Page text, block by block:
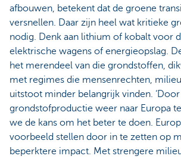
afbouwen, betekent dat de groene
versnellen. Daar zijn heel wat kritieke
nodig. Denk aan lithium of kobalt voor
elektrische wagens of energieopslag.
het merendeel van die grondstoffen,
met regimes die mensenrechten,
uitstoot minder belangrijk vinden. ‘Door
grondstofproductie weer naar Europa
we de kans om het beter te doen.
voorbeeld stellen door in te zetten op
beperktere impact. Met strengere